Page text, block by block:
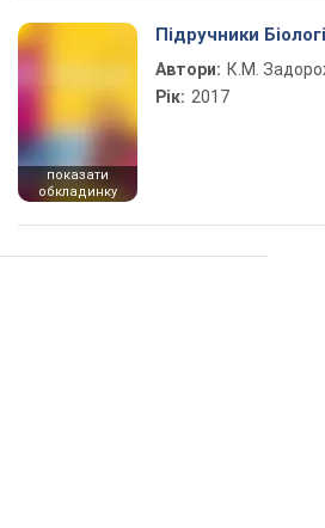
показати
обкладинку
Підручники
Автори: К.М.
Рік: 2017